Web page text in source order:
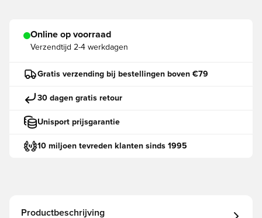
Online op voorraad
Verzendtijd 2-4 werkdagen
Gratis verzending bij bestellingen boven €79
30 dagen gratis retour
Unisport prijsgarantie
10 miljoen tevreden klanten sinds 1995
Productbeschrijving